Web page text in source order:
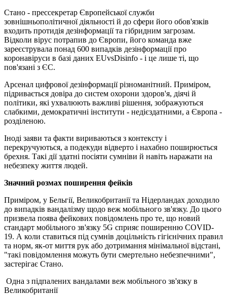
Стано - прессекретар Європейської служби
зовнішньополітичної діяльності й до сфери його обов'язків
входить протидія дезінформації та гібридним загрозам.
Відколи вірус потрапив до Європи, його команда вже
зареєструвала понад 600 випадків дезінформації про
коронавіруси в базі даних EUvsDisinfo - і це лише ті, що
пов'язані з ЄС.
Арсенал цифрової дезінформації різноманітний. Приміром,
підривається довіра до систем охорони здоров'я, діячі й
політики, які ухвалюють важливі рішення, зображуються
слабкими, демократичні інститути - недієздатними, а Європа -
розділеною.
Іноді заяви та факти вириваються з контексту і
перекручуються, а подекуди відверто і нахабно поширюється
брехня. Такі дії здатні посіяти сумніви й навіть наражати на
небезпеку життя людей.
Значний розмах поширення фейків
Приміром, у Бельгії, Великобританії та Нідерландах доходило
до випадків вандалізму щодо веж мобільного зв'язку. До цього
призвела поява фейкових повідомлень про те, що новий
стандарт мобільного зв'язку 5G сприяє поширенню COVID-
19. А коли ставиться під сумнів доцільність гігієнічних правил
та норм, як-от миття рук або дотримання мінімальної відстані,
"такі повідомлення можуть бути смертельно небезпечними",
застерігає Стано.
Одна з підпалених вандалами веж мобільного зв'язку в
Великобританії